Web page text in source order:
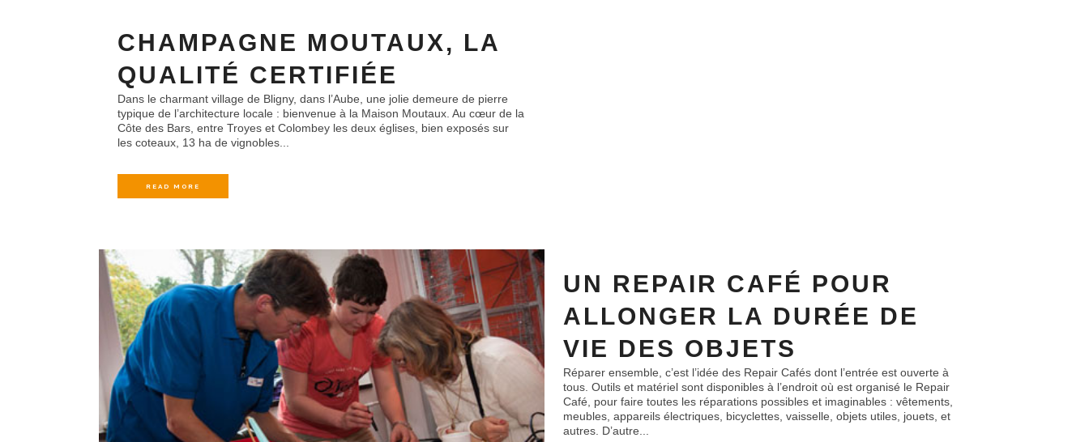
CHAMPAGNE MOUTAUX, LA
QUALITÉ CERTIFIÉE
Dans le charmant village de Bligny, dans l’Aube, une jolie demeure de pierre
typique de l’architecture locale : bienvenue à la Maison Moutaux. Au cœur de la
Côte des Bars, entre Troyes et Colombey les deux églises, bien exposés sur
les coteaux, 13 ha de vignobles...
READ MORE
UN REPAIR CAFÉ POUR
ALLONGER LA DURÉE DE
VIE DES OBJETS
Réparer ensemble, c’est l’idée des Repair Cafés dont l’entrée est ouverte à
tous. Outils et matériel sont disponibles à l’endroit où est organisé le Repair
Café, pour faire toutes les réparations possibles et imaginables : vêtements,
meubles, appareils électriques, bicyclettes, vaisselle, objets utiles, jouets, et
autres. D’autre...